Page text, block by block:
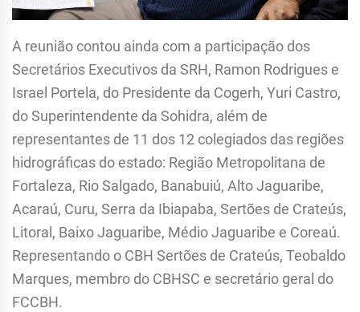
A reunião contou ainda com a participação dos
Secretários Executivos da SRH, Ramon Rodrigues e
Israel Portela, do Presidente da Cogerh, Yuri Castro,
do Superintendente da Sohidra, além de
representantes de 11 dos 12 colegiados das regiões
hidrográficas do estado: Região Metropolitana de
Fortaleza, Rio Salgado, Banabuiú, Alto Jaguaribe,
Acaraú, Curu, Serra da Ibiapaba, Sertões de Crateús,
Litoral, Baixo Jaguaribe, Médio Jaguaribe e Coreaú.
Representando o CBH Sertões de Crateús, Teobaldo
Marques, membro do CBHSC e secretário geral do
FCCBH.